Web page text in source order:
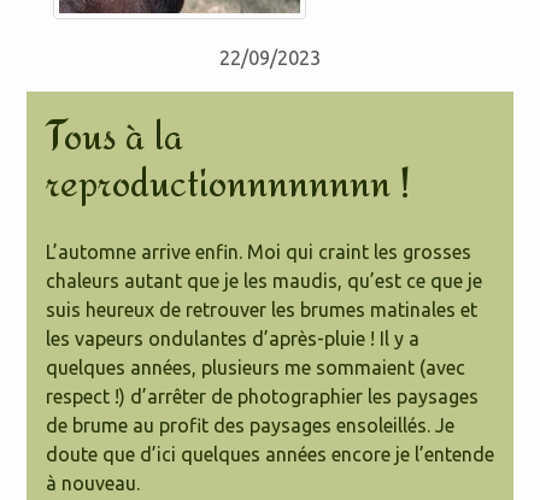
22/09/2023
Tous à la
reproductionnnnnnnn !
L’automne arrive enfin. Moi qui craint les grosses
chaleurs autant que je les maudis, qu’est ce que je
suis heureux de retrouver les brumes matinales et
les vapeurs ondulantes d’après-pluie ! Il y a
quelques années, plusieurs me sommaient (avec
respect !) d’arrêter de photographier les paysages
de brume au profit des paysages ensoleillés. Je
doute que d’ici quelques années encore je l’entende
à nouveau.